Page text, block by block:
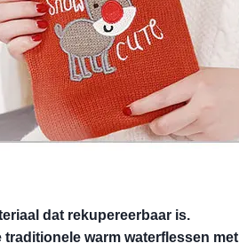
dat rekupereerbaar is.
warm waterflessen met